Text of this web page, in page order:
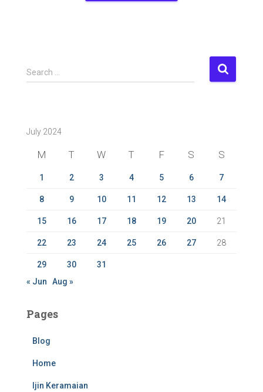
S
e
h
Search …
July 2024
M T W T F S S
1 2 3 4 5 6 7
8 9 10 11 12 13 14
15 16 17 18 19 20 21
22 23 24 25 26 27 28
29 30
31
« Jun
Aug »
Pages
Blog
Home
Ijin Keramaian